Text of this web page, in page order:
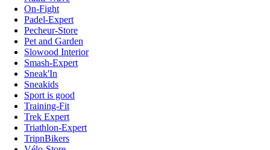
On-Fight
Padel-Expert
Pecheur-Store
Pet and Garden
Slowood Interior
Smash-Expert
Sneak'In
Sneakids
Sport is good
Training-Fit
Trek Expert
Triathlon-Expert
TripnBikers